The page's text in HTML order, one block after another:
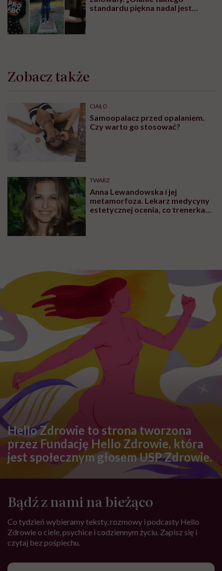
standardu piękna nadal jest
Zobacz także
CIAŁO
Samoopalacz przed opalaniem.
Czy warto go stosować?
TWARZ
Anna Lewandowska i jej
metamorfoza. Lekarz medycyny
estetycznej ocenia, co trenerka
Hello Zdrowie to strona tworzona
przez Fundację Hello Zdrowie, która
jest społecznym głosem USP Zdrowie.
Bądź z nami na bieżąco
Co tydzień wybieramy teksty, rozmowy i podcasty Hello
Zdrowie o ciele, psychice i codziennym życiu. Zapisz się i
czytaj bez pośpiechu.
Adres